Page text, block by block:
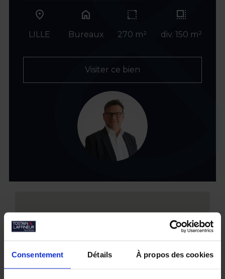
Consentement Détails À propos des cookies
LILLE
home
Bureaux 270 m² div. 150 m²
Visiter ce bien